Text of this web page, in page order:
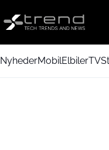
NyhederMobilElbilerTV